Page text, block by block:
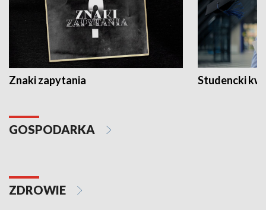
Znaki zapytania Studencki
GOSPODARKA
ZDROWIE